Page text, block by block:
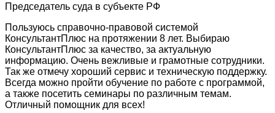
Председатель суда в субъекте РФ
Пользуюсь справочно-правовой системой
КонсультантПлюс на протяжении 8 лет. Выбираю
КонсультантПлюс за качество, за актуальную
информацию. Очень вежливые и грамотные сотрудники.
Так же отмечу хороший сервис и техническую поддержку.
Всегда можно пройти обучение по работе с программой,
а также посетить семинары по различным темам.
Отличный помощник для всех!